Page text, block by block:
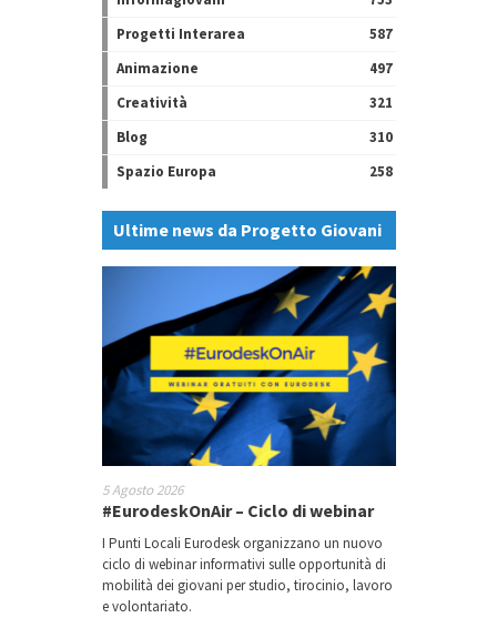
Progetti Interarea
587
Animazione
497
Creatività
321
Blog
310
Spazio Europa
258
Ultime news da Progetto Giovani
5 Agosto 2026
#EurodeskOnAir – Ciclo di webinar
I Punti Locali Eurodesk organizzano un nuovo
ciclo di webinar informativi sulle opportunità di
mobilità dei giovani per studio, tirocinio, lavoro
e volontariato.